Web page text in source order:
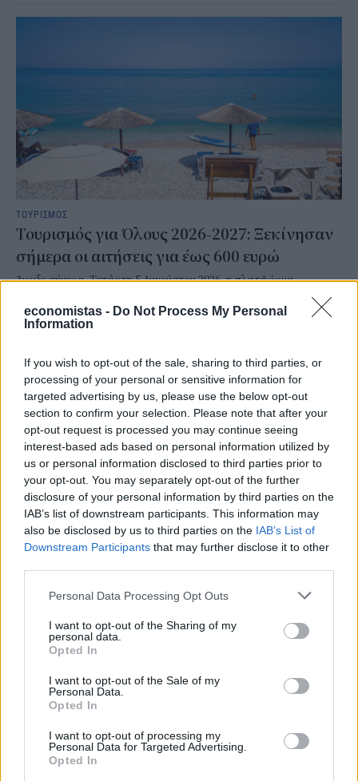
economistas - Do Not Process My Personal
Information
If you wish to opt-out of the sale, sharing to third parties, or
processing of your personal or sensitive information for
targeted advertising by us, please use the below opt-out
section to confirm your selection. Please note that after your
opt-out request is processed you may continue seeing
interest-based ads based on personal information utilized by
us or personal information disclosed to third parties prior to
your opt-out. You may separately opt-out of the further
disclosure of your personal information by third parties on the
IAB’s list of downstream participants. This information may
also be disclosed by us to third parties on the IAB’s List of
Downstream Participants that may further disclose it to other
Personal Data Processing Opt Outs
I want to opt-out of the Sharing of my
personal data.
Opted In
I want to opt-out of the Sale of my
Personal Data.
Opted In
I want to opt-out of processing my
Personal Data for Targeted Advertising.
Opted In
ΤΟΥΡΙΣΜΟΣ
Τουρισμός για Όλους 2026-2027: Ξεκίνησαν
σήμερα οι αιτήσεις για έως 600 ευρώ
Άνοιξε σήμερα, Τετάρτη 5 Αυγούστου 2026, η πλατφόρμα
υποβολής αιτήσεων για το πρόγραμμα «Τουρισμός για Όλους 2026-
2027», μέσω του vouchers.gov.gr, δίνοντας τη δυνατότητα σε
χιλιάδες πολίτες να διεκδικήσουν οικονομική ενίσχυση για τις
NEWSROOM/05 Αυγ 2026
ΤΟΥΡΙΣΜΟΣ
πρέπει να ξέρετε πριν ανοίξουν οι αιτήσεις
στις 7 Αυγούστου
Αντίστροφα μετράει ο χρόνος για την επιστροφή ενός από τα πιο
δημοφιλή κοινωνικά προγράμματα του υπουργείου Τουρισμού. Η
υπουργός Τουρισμού, Όλγα Κεφαλογιάννη, ανακοίνωσε ότι η
θα ανοίξει την Παρασκευή 7 Αυγούστου, δίνοντας το «πράσινο
φως» σε χιλιάδες νοικοκυριά να διεκδικήσουν επιδοτημένες